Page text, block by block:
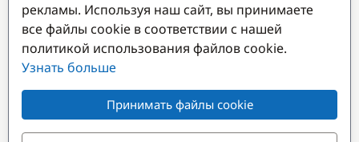
Популярные направления
рекламы. Используя наш сайт, вы принимаете
все файлы cookie в соответствии с нашей
политикой использования файлов cookie.
Узнать больше
Принимать файлы cookie